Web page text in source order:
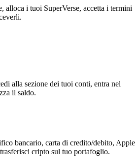
alloca i tuoi SuperVerse, accetta i termini
alla sezione dei tuoi conti, entra nel
il saldo.
bancario, carta di credito/debito, Apple
cripto sul tuo portafoglio.